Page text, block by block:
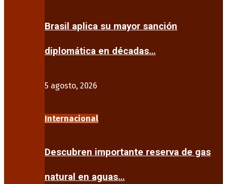
Brasil aplica su mayor sanción
diplomática en décadas…
5 agosto, 2026
Internacional
Descubren importante reserva de gas
natural en aguas…